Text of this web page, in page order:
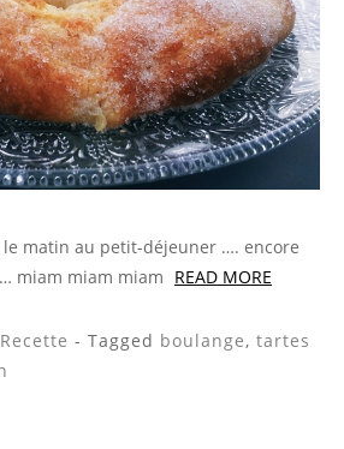
matin au petit-déjeuner …. encore
miam miam miam READ MORE
Recette - Tagged boulange, tartes